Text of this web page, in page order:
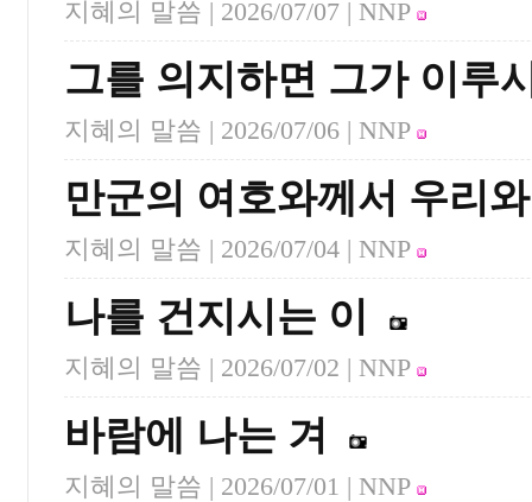
지혜의 말씀 | 2026/07/07 | NNP
그를 의지하면 그가 이루
지혜의 말씀 | 2026/07/06 | NNP
만군의 여호와께서 우리와
지혜의 말씀 | 2026/07/04 | NNP
나를 건지시는 이
지혜의 말씀 | 2026/07/02 | NNP
바람에 나는 겨
지혜의 말씀 | 2026/07/01 | NNP